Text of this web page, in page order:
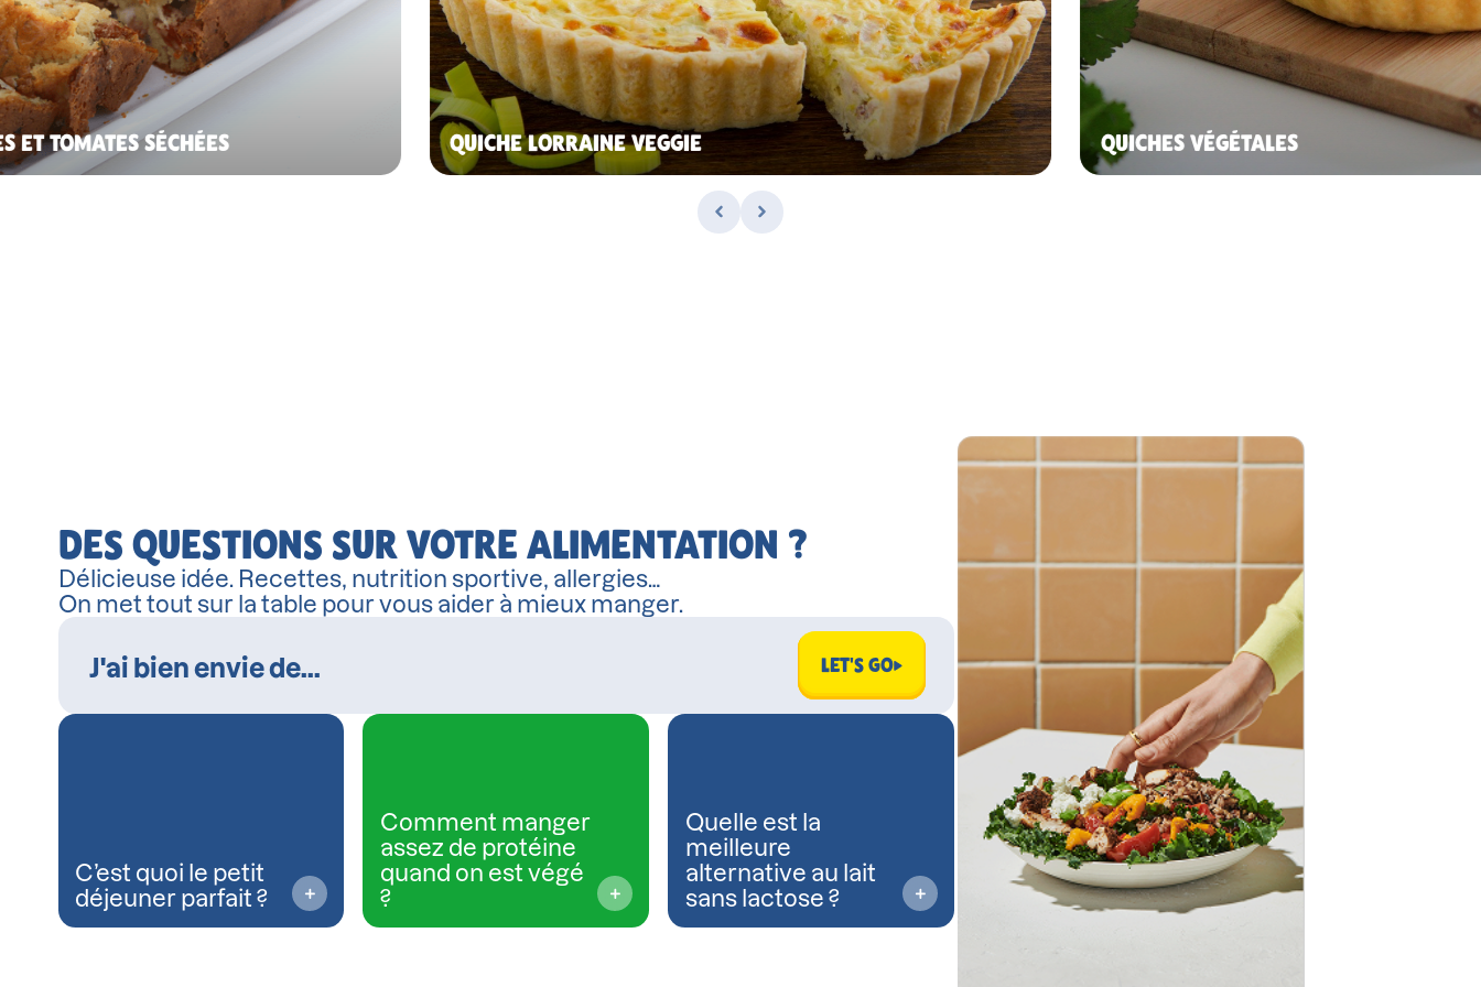
ET TOMATES SÉCHÉES QUICHE LORRAINE VEGGIE QUICHES VÉGÉTALES
DES QUESTIONS SUR VOTRE ALIMENTATION ?
Délicieuse idée. Recettes, nutrition sportive, allergies…
On met tout sur la table pour vous aider à mieux manger.
LET'S GO
C’est quoi le petit
déjeuner parfait ?
Comment manger
assez de protéine
quand on est végé
?
Quelle est la
meilleure
alternative au lait
sans lactose ?